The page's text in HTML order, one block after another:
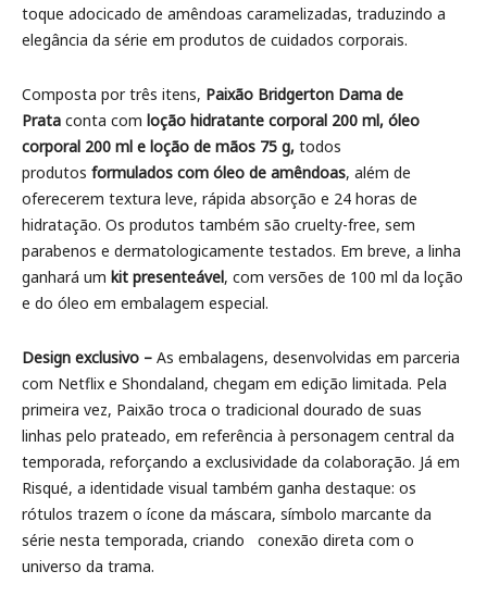
toque adocicado de amêndoas caramelizadas, traduzindo a
elegância da série em produtos de cuidados corporais.
Composta por três itens, Paixão Bridgerton Dama de
Prata conta com loção hidratante corporal 200 ml, óleo
corporal 200 ml e loção de mãos 75 g, todos
produtos formulados com óleo de amêndoas, além de
oferecerem textura leve, rápida absorção e 24 horas de
hidratação. Os produtos também são cruelty-free, sem
parabenos e dermatologicamente testados. Em breve, a linha
ganhará um kit presenteável, com versões de 100 ml da loção
e do óleo em embalagem especial.
Design exclusivo – As embalagens, desenvolvidas em parceria
com Netflix e Shondaland, chegam em edição limitada. Pela
primeira vez, Paixão troca o tradicional dourado de suas
linhas pelo prateado, em referência à personagem central da
temporada, reforçando a exclusividade da colaboração. Já em
Risqué, a identidade visual também ganha destaque: os
rótulos trazem o ícone da máscara, símbolo marcante da
série nesta temporada, criando conexão direta com o
universo da trama.